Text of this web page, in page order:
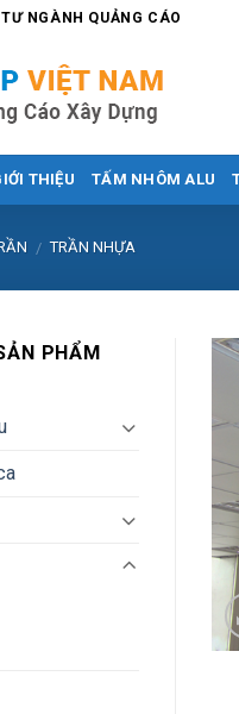
NGÀNH QUẢNG CÁO
THIỆU TẤM NHÔM ALU
/ TRẦN NHỰA
PHẨM